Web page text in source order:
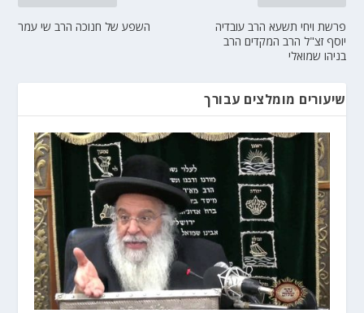
השפע של חנוכה הרב שי עמר
פרשת ויחי תשעא הרב עובדיה
יוסף זצ"ל הרב המקדים הרב
בניהו שמואלי
שיעורים מומלצים עבורך